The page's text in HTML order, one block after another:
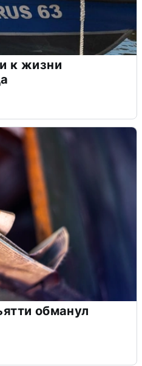
к жизни
обманул